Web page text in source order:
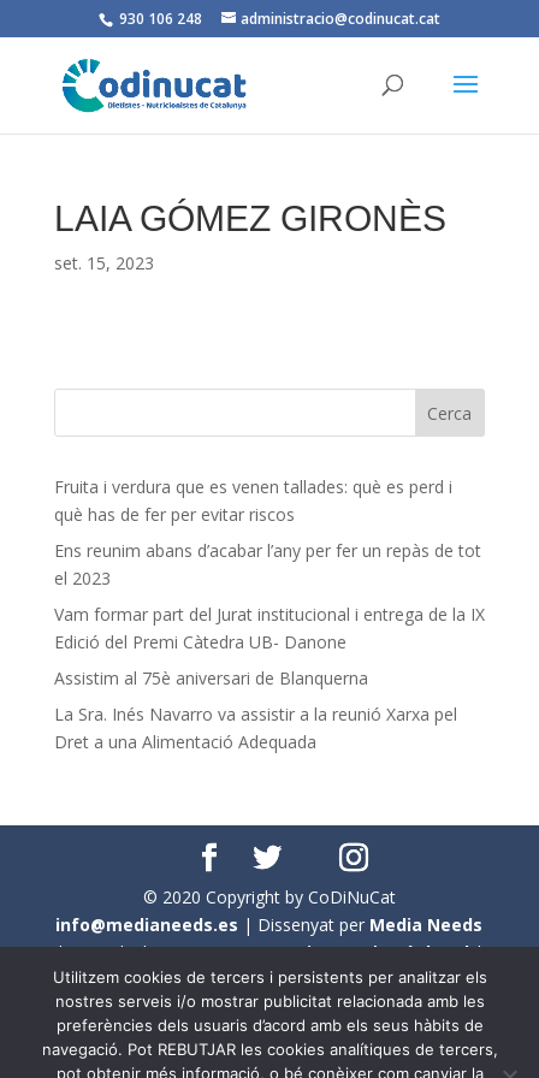
930 106 248 administracio@codinucat.cat
LAIA GÓMEZ GIRONÈS
set. 15, 2023
Fruita i verdura que es venen tallades: què es perd i
què has de fer per evitar riscos
Ens reunim abans d’acabar l’any per fer un repàs de tot
el 2023
Vam formar part del Jurat institucional i entrega de la IX
Edició del Premi Càtedra UB- Danone
Assistim al 75è aniversari de Blanquerna
La Sra. Inés Navarro va assistir a la reunió Xarxa pel
Dret a una Alimentació Adequada
© 2020 Copyright by CoDiNuCat
info@medianeeds.es | Dissenyat per Media Needs
| Tots els drets reservats aCoDiNuCat |Avís legal|
Avís per cookies
En aquest web s'ha tingut en compte l'ús no sexista del
llenguatge. No obstant això, i a causa de la seva
Utilitzem cookies de tercers i persistents per analitzar els
nostres serveis i/o mostrar publicitat relacionada amb les
preferències dels usuaris d’acord amb els seus hàbits de
navegació. Pot REBUTJAR les cookies analítiques de tercers,
pot obtenir més informació, o bé conèixer com canviar la